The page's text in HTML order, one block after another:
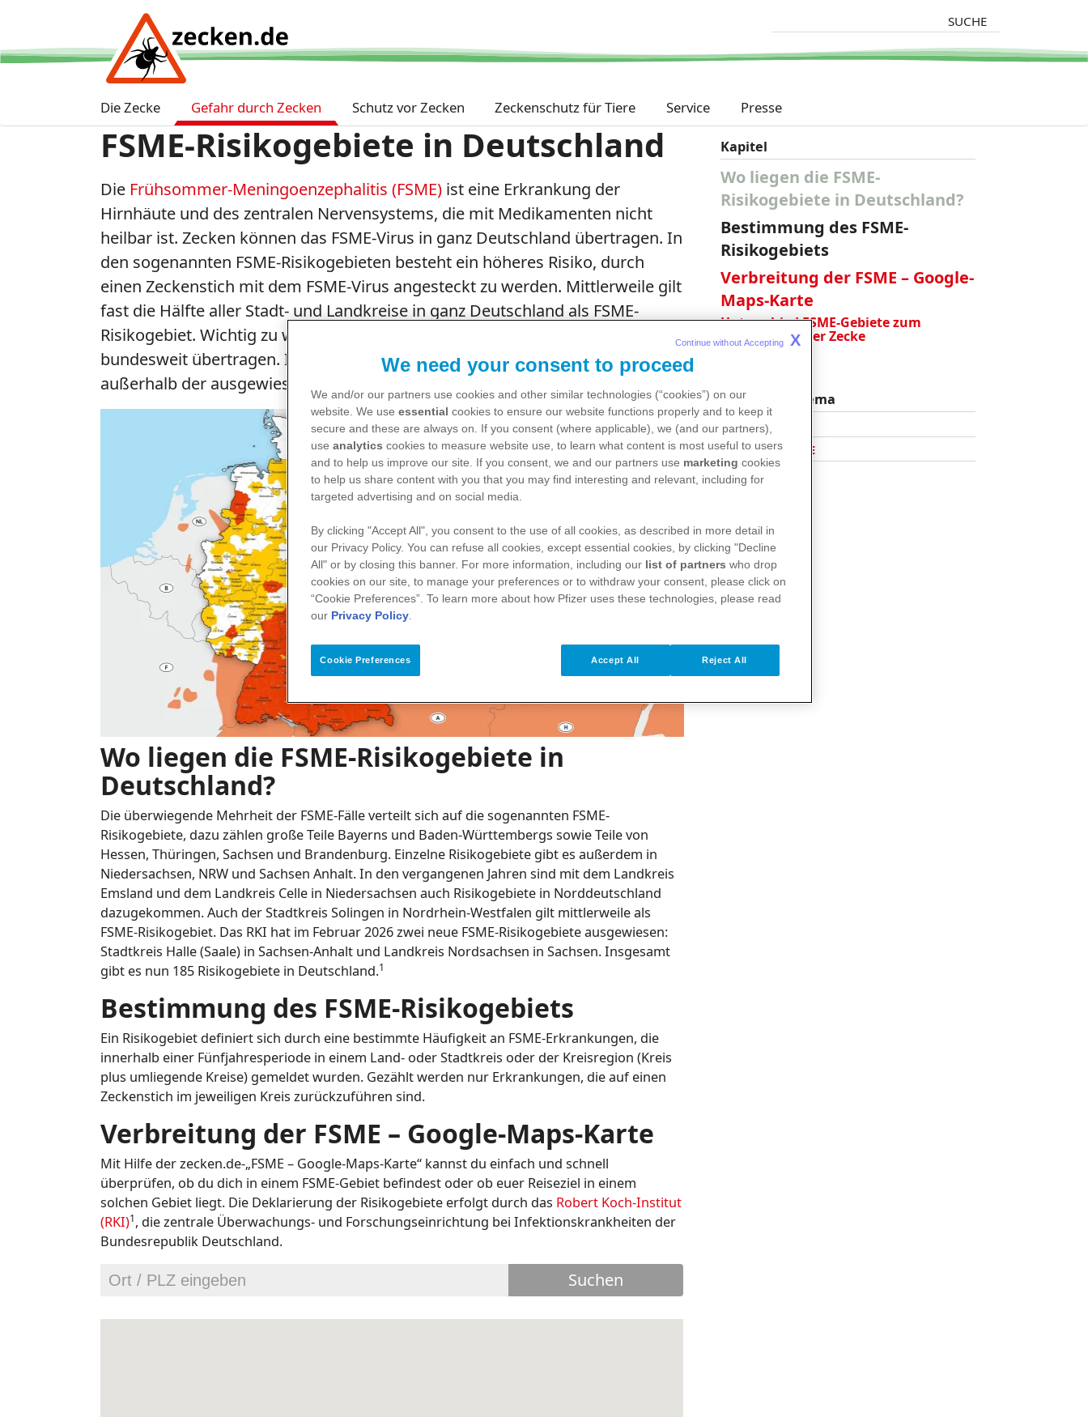
Inhalt
Die Zecke Gefahr durch Zecken Schutz vor Zecken Zeckenschutz für Tiere Service Presse
FSME-Risikogebiete in Deutschland
Die Frühsommer-Meningoenzephalitis (FSME) ist eine Erkrankung der
Hirnhäute und des zentralen Nervensystems, die mit Medikamenten nicht
heilbar ist. Zecken können das FSME-Virus in ganz Deutschland übertragen. In
den sogenannten FSME-Risikogebieten besteht ein höheres Risiko, durch
einen Zeckenstich mit dem FSME-Virus angesteckt zu werden. Mittlerweile gilt
fast die Hälfte aller Stadt- und Landkreise in ganz Deutschland als FSME-
Risikogebiet. Wichtig zu wissen: Zecken können das FSME-Virus sogar
bundesweit übertragen. Im Jahr 2025 gab es insgesamt 40 FSME-Fälle
außerhalb der ausgewiesenen Risikogebiete.
Wo liegen die FSME-Risikogebiete in
Deutschland?
Die überwiegende Mehrheit der FSME-Fälle verteilt sich auf die sogenannten FSME-
Risikogebiete, dazu zählen große Teile Bayerns und Baden-Württembergs sowie Teile von
Hessen, Thüringen, Sachsen und Brandenburg. Einzelne Risikogebiete gibt es außerdem in
Niedersachsen, NRW und Sachsen Anhalt. In den vergangenen Jahren sind mit dem Landkreis
Emsland und dem Landkreis Celle in Niedersachsen auch Risikogebiete in Norddeutschland
dazugekommen. Auch der Stadtkreis Solingen in Nordrhein-Westfalen gilt mittlerweile als
FSME-Risikogebiet. Das RKI hat im Februar 2026 zwei neue FSME-Risikogebiete ausgewiesen:
Stadtkreis Halle (Saale) in Sachsen-Anhalt und Landkreis Nordsachsen in Sachsen. Insgesamt
gibt es nun 185 Risikogebiete in Deutschland.1
Bestimmung des FSME-Risikogebiets
Ein Risikogebiet definiert sich durch eine bestimmte Häufigkeit an FSME-Erkrankungen, die
innerhalb einer Fünfjahresperiode in einem Land- oder Stadtkreis oder der Kreisregion (Kreis
plus umliegende Kreise) gemeldet wurden. Gezählt werden nur Erkrankungen, die auf einen
Zeckenstich im jeweiligen Kreis zurückzuführen sind.
Verbreitung der FSME – Google-Maps-Karte
Mit Hilfe der zecken.de-„FSME – Google-Maps-Karte“ kannst du einfach und schnell
überprüfen, ob du dich in einem FSME-Gebiet befindest oder ob euer Reiseziel in einem
solchen Gebiet liegt. Die Deklarierung der Risikogebiete erfolgt durch das Robert Koch-Institut
(RKI)1, die zentrale Überwachungs- und Forschungseinrichtung bei Infektionskrankheiten der
Bundesrepublik Deutschland.
Kapitel
Wo liegen die FSME-
Risikogebiete in Deutschland?
Bestimmung des FSME-
Risikogebiets
Verbreitung der FSME – Google-
Maps-Karte
Unterschied FSME-Gebiete zum
Lebensraum der Zecke
Mehr zum Thema
Die Zecke
Krankheit FSME
We need your consent to proceed
We and/or our partners use cookies and other similar technologies (“cookies”) on our
website. We use essential cookies to ensure our website functions properly and to keep it
secure and these are always on. If you consent (where applicable), we (and our partners),
use analytics cookies to measure website use, to learn what content is most useful to users
and to help us improve our site. If you consent, we and our partners use marketing cookies
to help us share content with you that you may find interesting and relevant, including for
targeted advertising and on social media.
By clicking "Accept All", you consent to the use of all cookies, as described in more detail in
our Privacy Policy. You can refuse all cookies, except essential cookies, by clicking "Decline
All" or by closing this banner. For more information, including our list of partners who drop
cookies on our site, to manage your preferences or to withdraw your consent, please click on
“Cookie Preferences”. To learn more about how Pfizer uses these technologies, please read
our Privacy Policy
Cookie Preferences Reject All
Accept All
Continue without Accepting X